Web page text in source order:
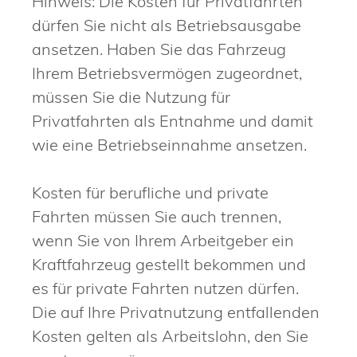
dürfen Sie nicht als Betriebsausgabe
ansetzen. Haben Sie das Fahrzeug
Ihrem Betriebsvermögen zugeordnet,
müssen Sie die Nutzung für
Privatfahrten als Entnahme und damit
wie eine Betriebseinnahme ansetzen.
Kosten für berufliche und private
Fahrten müssen Sie auch trennen,
wenn Sie von Ihrem Arbeitgeber ein
Kraftfahrzeug gestellt bekommen und
es für private Fahrten nutzen dürfen.
Die auf Ihre Privatnutzung entfallenden
Kosten gelten als Arbeitslohn, den Sie